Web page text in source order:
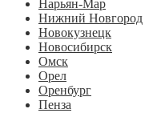
Нарьян-Мар
Нижний Новгород
Новокузнецк
Новосибирск
Омск
Орел
Оренбург
Пенза